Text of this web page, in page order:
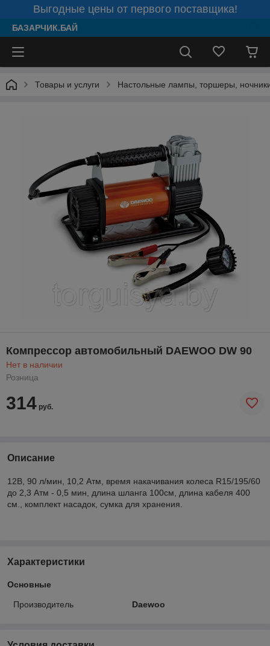
Выгодные цены от первого поставщика!
БАЗАРЧИК.БАЙ
Товары и услуги Настольные лампы, торшеры,
Компрессор автомобильный DAEWOO DW 90
Нет в наличии
Розница
314 руб.
Описание
12В, 90 л/мин, 10,2 Атм, время накачивания колеса R15/195/60
до 2,3 Атм - 0,5 мин, длина шланга 100см, длина кабеля 400
см., комплект насадок, сумка для хранения.
Характеристики
Основные
Производитель Daewoo